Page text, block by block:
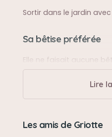
Sortir dans le jardin
Sa bêtise préférée
Elle ne faisait aucune
Lire
Les amis de Griotte